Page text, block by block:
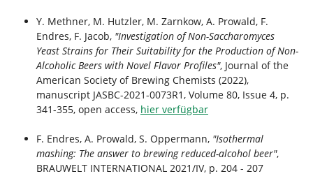
Y. Methner, M. Hutzler, M. Zarnkow, A. Prowald, F.
Endres, F. Jacob, "Investigation of Non-Saccharomyces
Yeast Strains for Their Suitability for the Production of Non-
Alcoholic Beers with Novel Flavor Profiles", Journal of the
American Society of Brewing Chemists (2022),
manuscript JASBC-2021-0073R1, Volume 80, Issue 4, p.
341-355, open access, hier verfügbar
F. Endres, A. Prowald, S. Oppermann, "Isothermal
mashing: The answer to brewing reduced-alcohol beer",
BRAUWELT INTERNATIONAL 2021/IV, p. 204 - 207